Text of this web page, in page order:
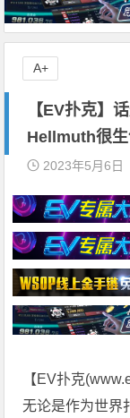
【EV扑克】
Hellmuth很
2023年5月6日
【EV扑克(
无论是作为世界
A+